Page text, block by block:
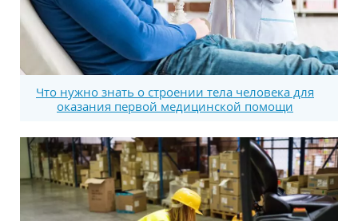
Что нужно знать о строении тела человека для
оказания первой медицинской помощи